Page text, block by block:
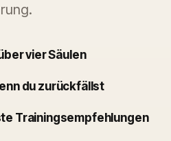
vier Säulen
du zurückfällst
Trainingsempfehlungen